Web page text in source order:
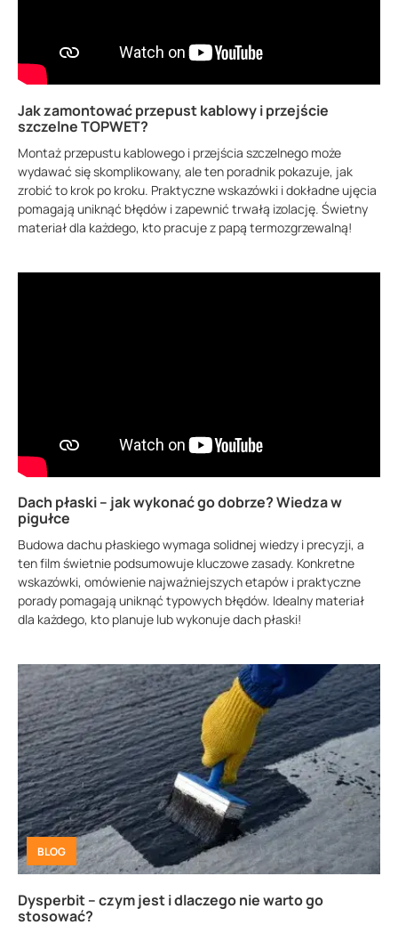
Jak zamontować przepust kablowy i przejście
szczelne TOPWET?
Montaż przepustu kablowego i przejścia szczelnego może
wydawać się skomplikowany, ale ten poradnik pokazuje, jak
zrobić to krok po kroku. Praktyczne wskazówki i dokładne ujęcia
pomagają uniknąć błędów i zapewnić trwałą izolację. Świetny
materiał dla każdego, kto pracuje z papą termozgrzewalną!
Dach płaski – jak wykonać go dobrze? Wiedza w
pigułce
Budowa dachu płaskiego wymaga solidnej wiedzy i precyzji, a
ten film świetnie podsumowuje kluczowe zasady. Konkretne
wskazówki, omówienie najważniejszych etapów i praktyczne
porady pomagają uniknąć typowych błędów. Idealny materiał
dla każdego, kto planuje lub wykonuje dach płaski!
BLOG
Dysperbit – czym jest i dlaczego nie warto go
stosować?